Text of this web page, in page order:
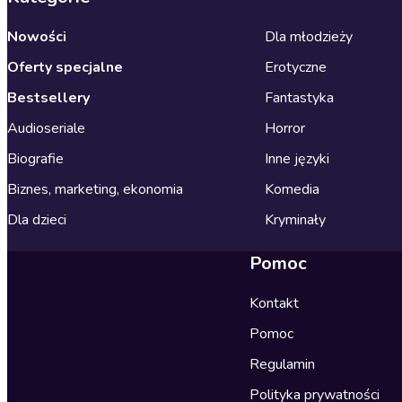
Nowości
Oferty specjalne
Bestsellery
Audioseriale
Biografie
Biznes, marketing, ekonomia
Dla dzieci
Dla młodzieży
Erotyczne
Fantastyka
Horror
Inne języki
Komedia
Kryminały
Pomoc
Kontakt
Pomoc
Regulamin
Polityka prywatności